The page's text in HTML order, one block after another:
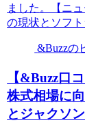
ました。【ニ
の現状とソフ
&Buzzの
【&Buzz口
株式相場に
とジャクソ